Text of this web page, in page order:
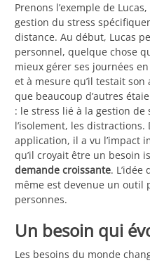
Prenons l’exemple de
gestion du stress
distance. Au début, Lucas
personnel, quelque chose
mieux gérer ses journées
et à mesure qu’il testait
que beaucoup d’autres
: le stress lié à la gestion
l’isolement, les distractions.
application, il a vu l’impact
qu’il croyait être un besoin
demande croissante.
même est devenue un outil
personnes.
Un besoin qui
Les besoins du monde